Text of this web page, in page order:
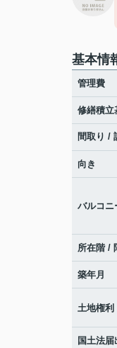
基本情
管理費
修繕積立
間取り /
向き
バルコニ
所在階 /
築年月
土地権利
国土法届